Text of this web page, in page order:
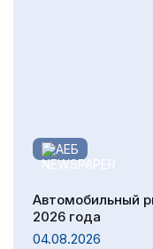
АЕБ
Автомобильный
2026 года
04.08.2026